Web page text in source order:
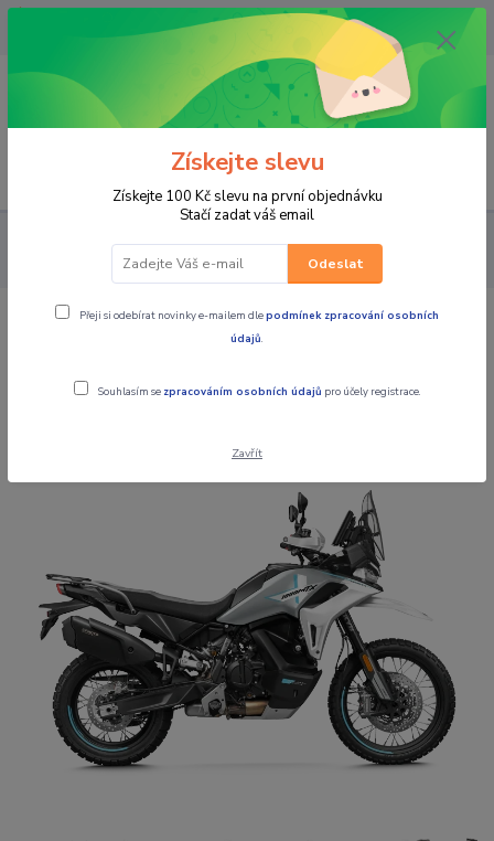
OPAVA 733537099/HLUČÍN
734541648/OLOMOUC 734593593
0,00 CZK
MOTOCYKLY PŮJČOVNA MOTO
CFMOTO 1000MT-X
TOURING Aerolite Grey půjčovna Opava
CFMOTO 1000MT-X TOURING Aerolite
Získejte slevu
Získejte 100 Kč slevu na první objednávku
Stačí zadat váš email
Odeslat
Přeji si odebírat novinky e-mailem dlepodmínek zpracování osobních
údajů.
Souhlasím se zpracováním osobních údajů pro účely registrace.
Zavřít